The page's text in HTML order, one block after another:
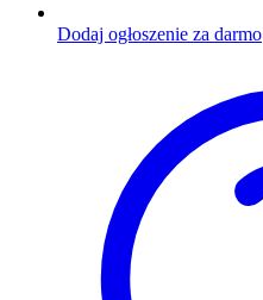
Dodaj ogłoszenie za darmo